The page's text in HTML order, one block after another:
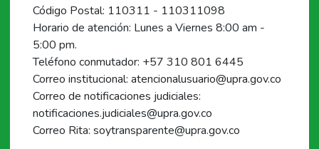
Código Postal: 110311 - 110311098
Horario de atención: Lunes a Viernes 8:00 am -
5:00 pm.
Teléfono conmutador: +57 310 801 6445
Correo institucional: atencionalusuario@upra.gov.co
Correo de notificaciones judiciales:
notificaciones.judiciales@upra.gov.co
Correo Rita: soytransparente@upra.gov.co